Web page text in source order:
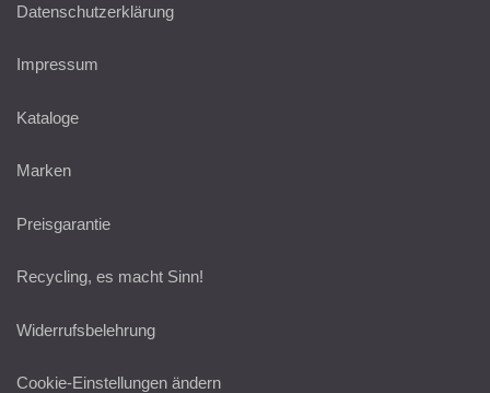
Datenschutzerklärung
Impressum
Kataloge
Marken
Preisgarantie
Recycling, es macht Sinn!
Widerrufsbelehrung
Cookie-Einstellungen ändern